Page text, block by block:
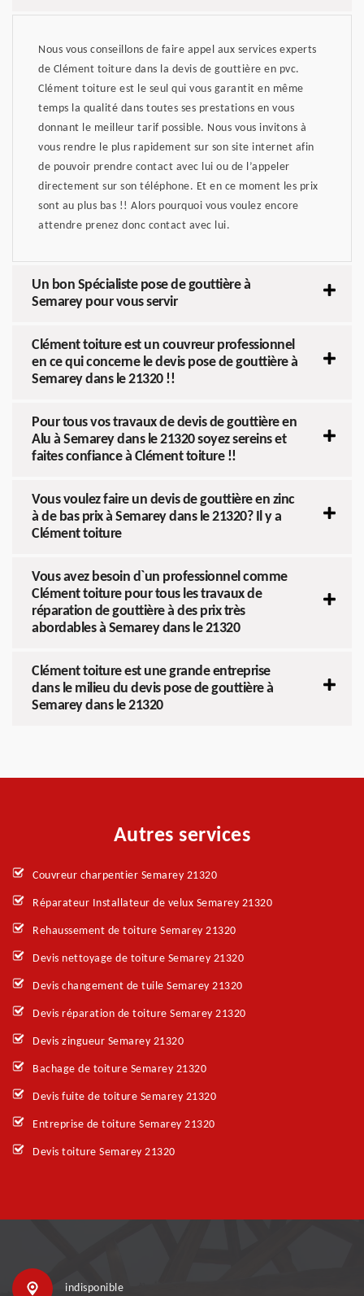
Nous vous conseillons de faire appel aux services experts
de Clément toiture dans la devis de gouttière en pvc.
Clément toiture est le seul qui vous garantit en même
temps la qualité dans toutes ses prestations en vous
donnant le meilleur tarif possible. Nous vous invitons à
vous rendre le plus rapidement sur son site internet afin
de pouvoir prendre contact avec lui ou de l’appeler
directement sur son téléphone. Et en ce moment les prix
sont au plus bas !! Alors pourquoi vous voulez encore
attendre prenez donc contact avec lui.
Un bon Spécialiste pose de gouttière à
Semarey pour vous servir
Clément toiture est un couvreur professionnel
en ce qui concerne le devis pose de gouttière à
Semarey dans le 21320 !!
Pour tous vos travaux de devis de gouttière en
Alu à Semarey dans le 21320 soyez sereins et
faites confiance à Clément toiture !!
Vous voulez faire un devis de gouttière en zinc
à de bas prix à Semarey dans le 21320? Il y a
Clément toiture
Vous avez besoin d`un professionnel comme
Clément toiture pour tous les travaux de
réparation de gouttière à des prix très
abordables à Semarey dans le 21320
Clément toiture est une grande entreprise
dans le milieu du devis pose de gouttière à
Semarey dans le 21320
Autres services
Couvreur charpentier Semarey 21320
Réparateur Installateur de velux Semarey 21320
Rehaussement de toiture Semarey 21320
Devis nettoyage de toiture Semarey 21320
Devis changement de tuile Semarey 21320
Devis réparation de toiture Semarey 21320
Devis zingueur Semarey 21320
Bachage de toiture Semarey 21320
Devis fuite de toiture Semarey 21320
Entreprise de toiture Semarey 21320
Devis toiture Semarey 21320
indisponible